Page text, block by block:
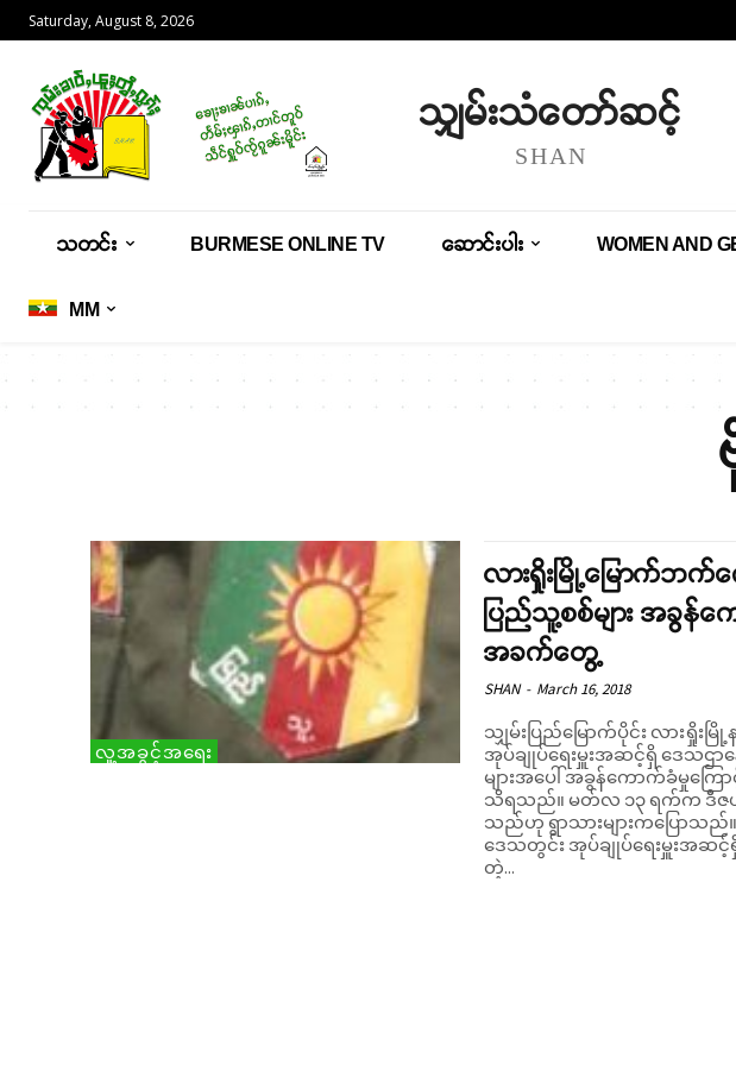
Saturday, August 8, 2026
သျှမ်းသံတော်ဆင့်
SHAN
သတင်း BURMESE ONLINE TV ဆောင်းပါး WOMEN AND
MM
လူ့အခွင့်အရေး
လားရှိုးမြို့မြောက်ဘ
ပြည်သူ့စစ်များ အခွန်က
အခက်တွေ့
SHAN - March 16, 2018
သျှမ်းပြည်မြောက်ပိုင်း လားရှို
အုပ်ချုပ်ရေးမှူးအဆင့်ရှိ ဒေသဌ
များအပေါ် အခွန်ကောက်ခံမှုကြေ
သိရသည်။ မတ်လ ၁၃ ရက်က ဒီဇယ်အရောင်းခွန် ဟုဆိုကာ ကောက်ခံခဲ့
သည်ဟု ရွာသားများကပြောသည်။ “မတ်လ ၁၃ ရက်နေ့က ပြည်သူ့စ
ဒေသတွင်း အုပ်ချုပ်ရေးမှူးအဆင့်
တဲ့...